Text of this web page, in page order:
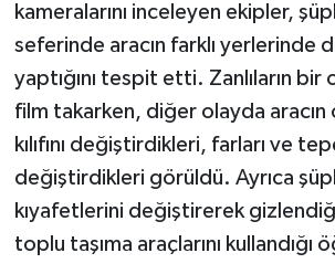
kameralarını inceleyen ekipler,
seferinde aracın farklı yerlerinde
yaptığını tespit etti. Zanlıların bir
film takarken, diğer olayda aracın
kılıfını değiştirdikleri, farları ve tepe
değiştirdikleri görüldü. Ayrıca
kıyafetlerini değiştirerek
toplu taşıma araçlarını kullandığı